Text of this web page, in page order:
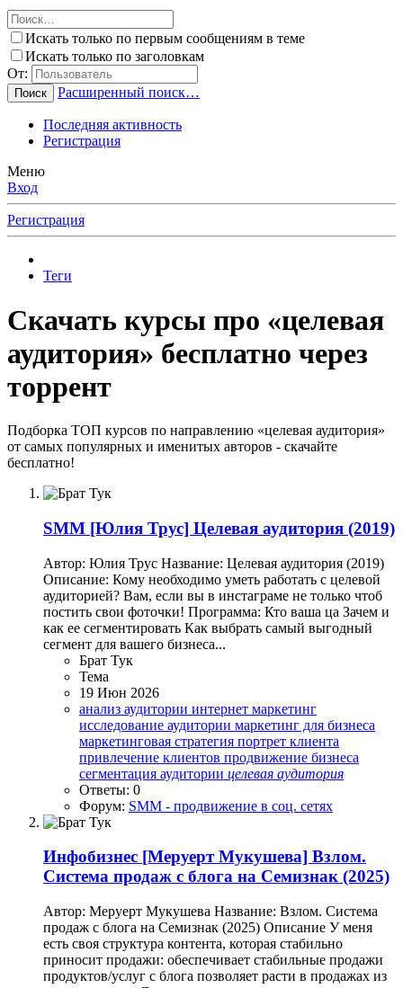
Искать только по первым сообщениям в теме
Искать только по заголовкам
От:
Поиск Расширенный поиск…
Последняя активность
Регистрация
Меню
Вход
Регистрация
Теги
Скачать курсы про «целевая
аудитория» бесплатно через
торрент
Подборка ТОП курсов по направлению «целевая аудитория»
от самых популярных и именитых авторов - скачайте
бесплатно!
SMM [Юлия Трус] Целевая аудитория (2019)
Автор: Юлия Трус Название: Целевая аудитория (2019)
Описание: Кому необходимо уметь работать с целевой
аудиторией? Вам, если вы в инстаграме не только чтоб
постить свои фоточки! Программа: Кто ваша ца Зачем и
как ее сегментировать Как выбрать самый выгодный
сегмент для вашего бизнеса...
Брат Тук
Тема
19 Июн 2026
анализ аудитории интернет маркетинг
исследование аудитории маркетинг для бизнеса
маркетинговая стратегия портрет клиента
привлечение клиентов продвижение бизнеса
сегментация аудитории целевая аудитория
Ответы: 0
Форум: SMM - продвижение в соц. сетях
Инфобизнес [Меруерт Мукушева] Взлом.
Система продаж с блога на Семизнак (2025)
Автор: Меруерт Мукушева Название: Взлом. Система
продаж с блога на Семизнак (2025) Описание У меня
есть своя структура контента, которая стабильно
приносит продажи: обеспечивает стабильные продажи
продуктов/услуг с блога позволяет расти в продажах из